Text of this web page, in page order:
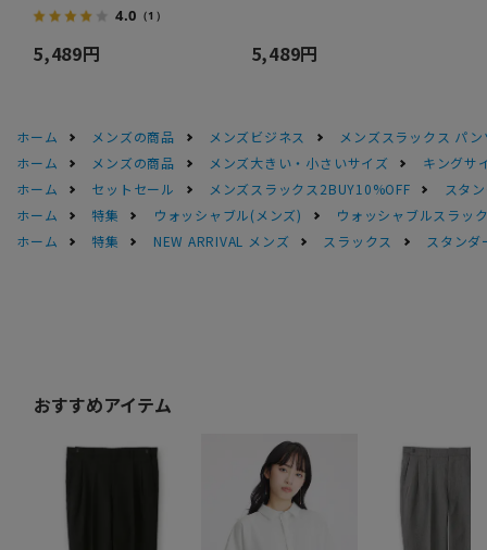
4.0 （1）
5,489円 5,489円
ホーム メンズの商品 メンズビジネス
メンズスラックス パン
ホーム
メンズの商品 メンズ大きい・小さいサイズ
キングサ
ホーム
セットセール メンズスラックス2BUY10%OFF
スタ
ホーム
特集 ウォッシャブル(メンズ)
ウォッシャブルスラッ
ホーム
特集 NEW ARRIVAL メンズ スラックス スタン